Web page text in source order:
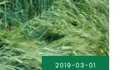
2019-03-01
PRZECZYTAJ